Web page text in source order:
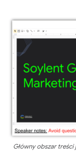
Główny obszar